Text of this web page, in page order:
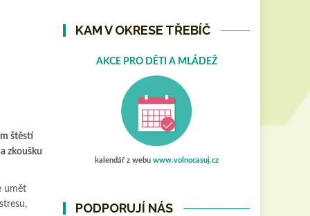
štěstí
zkoušku
umět
KAM V OKRESE TŘEBÍČ
AKCE PRO DĚTI A MLÁDEŽ
kalendář z webu www.volnocasuj.cz
PODPORUJÍ NÁS